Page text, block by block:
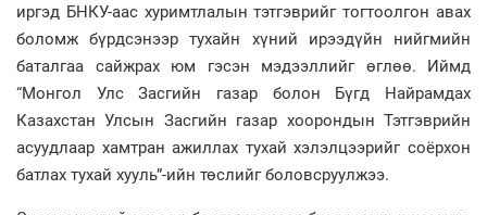
иргэд БНКУ-аас хуримтлалын тэтгэврийг тогтоолгон авах
боломж бүрдсэнээр тухайн хүний ирээдүйн нийгмийн
баталгаа сайжрах юм гэсэн мэдээллийг өглөө. Иймд
“Монгол Улс Засгийн газар болон Бүгд Найрамдах
Казахстан Улсын Засгийн газар хоорондын Тэтгэврийн
асуудлаар хамтран ажиллах тухай хэлэлцээрийг соёрхон
батлах тухай хууль”-ийн төслийг боловсруулжээ.